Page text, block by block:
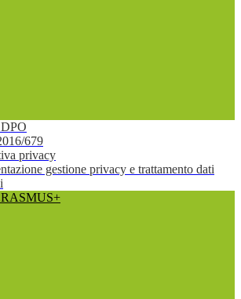
679
privacy
gestione privacy e trattamento dati